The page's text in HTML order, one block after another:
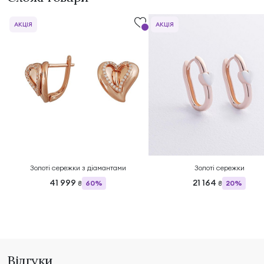
Золоті сережки з діамантами
41 999 ₴ 60%
АКЦІЯ
Золоті сережки
21 164 ₴ 20%
АКЦІЯ
Відгуки